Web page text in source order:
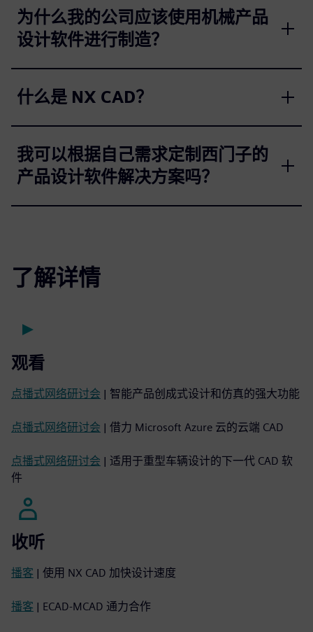
为什么我的公司应该使用机械产品
设计软件进行制造？
什么是 NX CAD？
我可以根据自己需求定制西门子的
产品设计软件解决方案吗？
了解详情
观看
点播式网络研讨会 | 智能产品创成式设计和仿真的强大功能
点播式网络研讨会 | 借力 Microsoft Azure 云的云端 CAD
点播式网络研讨会 | 适用于重型车辆设计的下一代 CAD 软
件
收听
播客 | 使用 NX CAD 加快设计速度
播客 | ECAD-MCAD 通力合作